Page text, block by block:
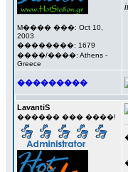
M���� ���: Oct 10,
2003
��������: 1679
����/����: Athens -
Greece
���������
LavantiS
������ ��� ����!